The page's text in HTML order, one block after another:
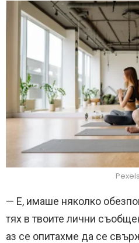
Pexels
— Е, имаше няколко
тях в твоите лични
аз се опитахме да се